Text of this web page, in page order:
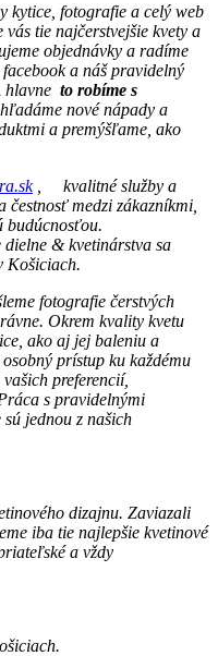
kytice, fotografie a celý web
tie najčerstvejšie kvety a
objednávky a radíme
a náš pravidelný
hlavne to robíme s
nové nápady a
a premýšľame, ako
, kvalitné služby a
medzi zákazníkmi,
budúcnosťou.
& kvetinárstva sa
Košiciach.
fotografie čerstvých
Okrem kvality kvetu
ako aj jej baleniu a
prístup ku každému
preferencií,
s pravidelnými
jednou z našich
dizajnu. Zaviazali
iba tie najlepšie kvetinové
a vždy